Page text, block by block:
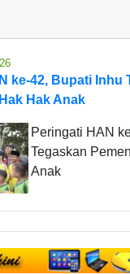
ke-42, Bupati Inhu
Hak Anak
Peringati HAN
Tegaskan
Anak